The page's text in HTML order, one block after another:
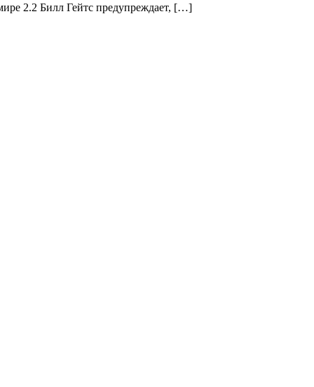
2.2 Билл Гейтс предупреждает, […]